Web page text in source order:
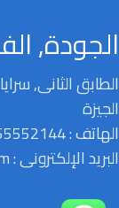
الجودة,
الطابق الثانى,
الجيزة
الهاتف : 01055552144
البريد الإلكترونى : dooctorahmed567@gmail.com